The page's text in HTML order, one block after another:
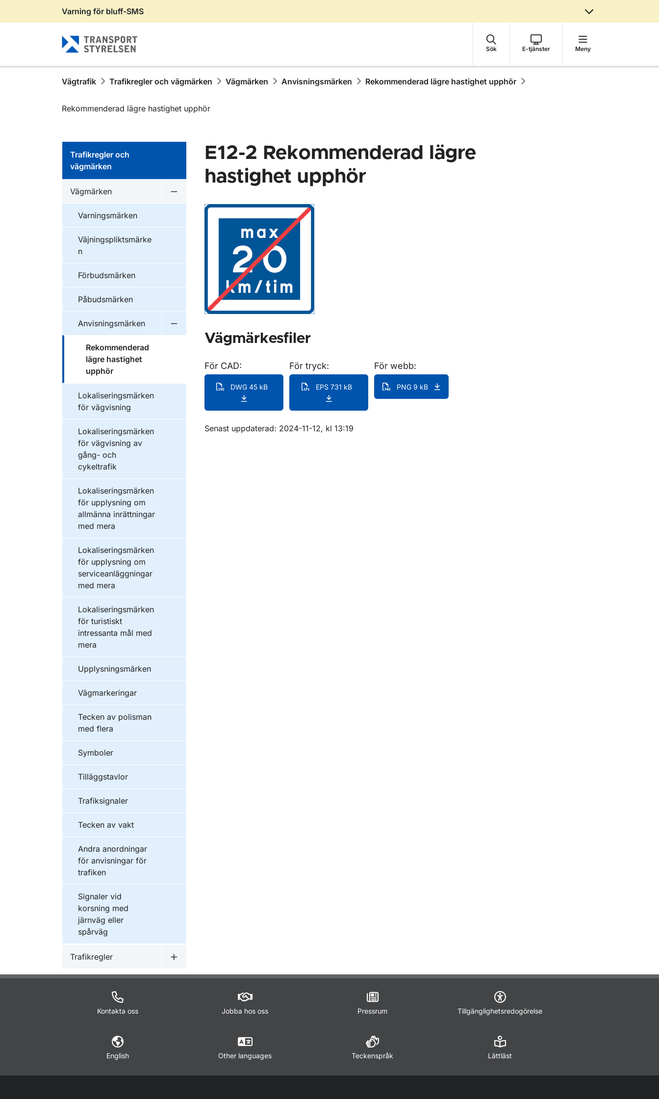
Gå till sidans innehåll
Varning för bluff-SMS
Sök E-tjänster Meny
Vägtrafik Trafikregler och vägmärken Vägmärken Anvisningsmärken Rekommenderad lägre hastighet upphör
Rekommenderad lägre hastighet upphör
Trafikregler och
vägmärken
Vägmärken
Varningsmärken
Väjningspliktsmärke
n
Förbudsmärken
Påbudsmärken
Anvisningsmärken
Rekommenderad
lägre hastighet
upphör
Lokaliseringsmärken
för vägvisning
Lokaliseringsmärken
för vägvisning av
gång- och
cykeltrafik
Lokaliseringsmärken
för upplysning om
allmänna inrättningar
med mera
Lokaliseringsmärken
för upplysning om
serviceanläggningar
med mera
Lokaliseringsmärken
för turistiskt
intressanta mål med
mera
Upplysningsmärken
Vägmarkeringar
Tecken av polisman
med flera
Symboler
Tilläggstavlor
Trafiksignaler
Tecken av vakt
Andra anordningar
för anvisningar för
trafiken
Signaler vid
korsning med
järnväg eller
spårväg
Trafikregler
Undermeny för Trafikregler
E12-2 Rekommenderad lägre
hastighet upphör
Vägmärkesfiler
För CAD:
DWG 45 kB
För tryck:
EPS 731 kB
För webb:
PNG 9 kB
Om sidan
Senast uppdaterad: 2024-11-12, kl 13:19
Kontakta oss Jobba hos oss Pressrum Tillgänglighetsredogörelse
English Other languages Teckenspråk Lättläst